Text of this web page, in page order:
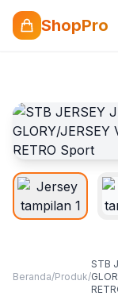
ShopPro
Beranda/Produk/
STB